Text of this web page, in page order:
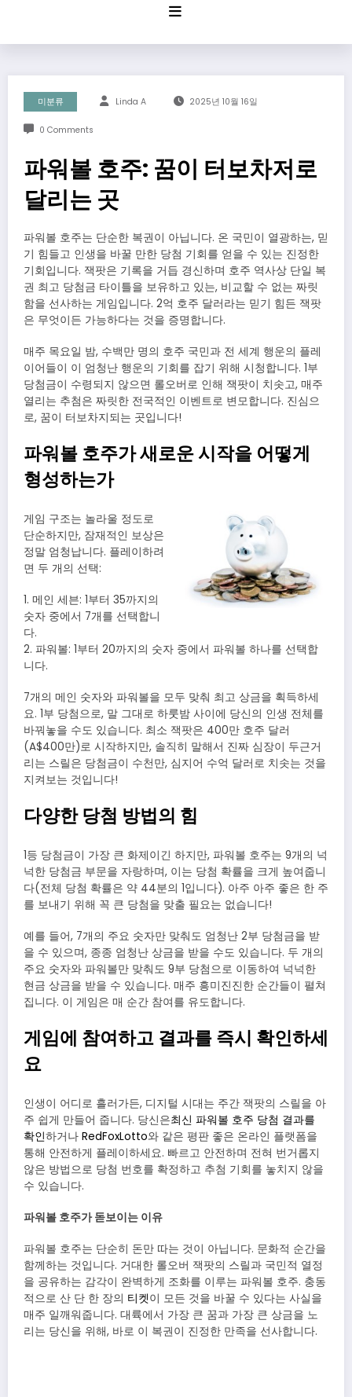
미분류 Linda A 2025년 10월 16일
0 Comments
파워볼 호주: 꿈이 터보차저로
달리는 곳
파워볼 호주는 단순한 복권이 아닙니다. 온 국민이 열광하는, 믿
기 힘들고 인생을 바꿀 만한 당첨 기회를 얻을 수 있는 진정한
기회입니다. 잭팟은 기록을 거듭 경신하며 호주 역사상 단일 복
권 최고 당첨금 타이틀을 보유하고 있는, 비교할 수 없는 짜릿
함을 선사하는 게임입니다. 2억 호주 달러라는 믿기 힘든 잭팟
은 무엇이든 가능하다는 것을 증명합니다.
매주 목요일 밤, 수백만 명의 호주 국민과 전 세계 행운의 플레
이어들이 이 엄청난 행운의 기회를 잡기 위해 시청합니다. 1부
당첨금이 수령되지 않으면 롤오버로 인해 잭팟이 치솟고, 매주
열리는 추첨은 짜릿한 전국적인 이벤트로 변모합니다. 진심으
로, 꿈이 터보차지되는 곳입니다!
파워볼 호주가 새로운 시작을 어떻게
형성하는가
게임 구조는 놀라울 정도로
단순하지만, 잠재적인 보상은
정말 엄청납니다. 플레이하려
면 두 개의 선택:
1. 메인 세븐: 1부터 35까지의
숫자 중에서 7개를 선택합니
다.
2. 파워볼: 1부터 20까지의 숫자 중에서 파워볼 하나를 선택합
니다.
7개의 메인 숫자와 파워볼을 모두 맞춰 최고 상금을 획득하세
요. 1부 당첨으로, 말 그대로 하룻밤 사이에 당신의 인생 전체를
바꿔놓을 수도 있습니다. 최소 잭팟은 400만 호주 달러
(A$400만)로 시작하지만, 솔직히 말해서 진짜 심장이 두근거
리는 스릴은 당첨금이 수천만, 심지어 수억 달러로 치솟는 것을
지켜보는 것입니다!
다양한 당첨 방법의 힘
1등 당첨금이 가장 큰 화제이긴 하지만, 파워볼 호주는 9개의 넉
넉한 당첨금 부문을 자랑하며, 이는 당첨 확률을 크게 높여줍니
다(전체 당첨 확률은 약 44분의 1입니다). 아주 아주 좋은 한 주
를 보내기 위해 꼭 큰 당첨을 맞출 필요는 없습니다!
예를 들어, 7개의 주요 숫자만 맞춰도 엄청난 2부 당첨금을 받
을 수 있으며, 종종 엄청난 상금을 받을 수도 있습니다. 두 개의
주요 숫자와 파워볼만 맞춰도 9부 당첨으로 이동하여 넉넉한
현금 상금을 받을 수 있습니다. 매주 흥미진진한 순간들이 펼쳐
집니다. 이 게임은 매 순간 참여를 유도합니다.
게임에 참여하고 결과를 즉시 확인하세
요
인생이 어디로 흘러가든, 디지털 시대는 주간 잭팟의 스릴을 아
주 쉽게 만들어 줍니다. 당신은최신 파워볼 호주 당첨 결과를
확인하거나 RedFoxLotto와 같은 평판 좋은 온라인 플랫폼을
통해 안전하게 플레이하세요. 빠르고 안전하며 전혀 번거롭지
않은 방법으로 당첨 번호를 확정하고 추첨 기회를 놓치지 않을
수 있습니다.
파워볼 호주가 돋보이는 이유
파워볼 호주는 단순히 돈만 따는 것이 아닙니다. 문화적 순간을
함께하는 것입니다. 거대한 롤오버 잭팟의 스릴과 국민적 열정
을 공유하는 감각이 완벽하게 조화를 이루는 파워볼 호주. 충동
적으로 산 단 한 장의 티켓이 모든 것을 바꿀 수 있다는 사실을
매주 일깨워줍니다. 대륙에서 가장 큰 꿈과 가장 큰 상금을 노
리는 당신을 위해, 바로 이 복권이 진정한 만족을 선사합니다.